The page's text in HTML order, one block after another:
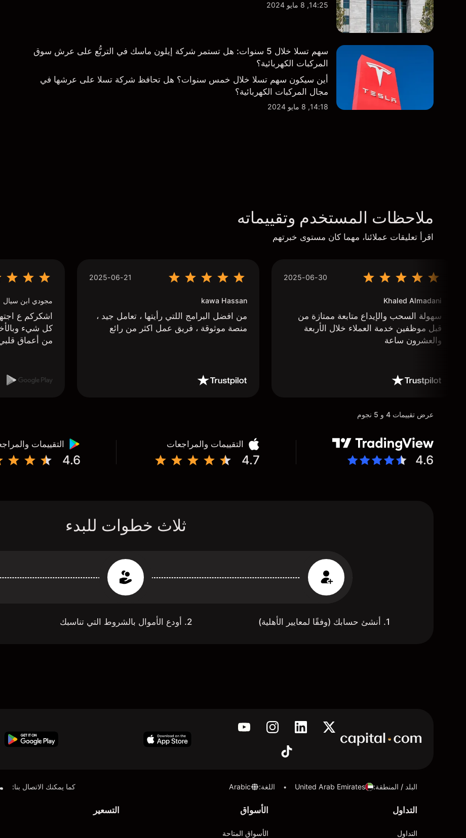
14:25, 8 مايو 2024
سهم تسلا خلال 5 سنوات: هل تستمر شركة إيلون ماسك في التربُّع على عرش سوق
المركبات الكهربائية؟
أين سيكون سهم تسلا خلال خمس سنوات؟ هل تحافظ شركة تسلا على عرشها في
مجال المركبات الكهربائية؟
14:18, 8 مايو 2024
ملاحظات المستخدم وتقييماته
اقرأ تعليقات عملائنا، مهما كان مستوى خبرتهم
2025-06-30
Khaled Almadani
سهولة السحب والإيداع متابعة ممتازة من
قبل موظفين خدمة العملاء خلال الأربعة
والعشرون ساعة
2025-06-21
kawa Hassan
من افضل البرامج اللتي رأيتها ، تعامل جيد ،
منصة موثوقة ، فريق عمل اكثر من رائع
مجودي ابن سيال
اشكركم ع
كل شيء
من أعماق
عرض تقييمات 4 و 5 نجوم
4.6
التقييمات والمراجعات
4.7
التقييمات
4.6
ثلاث خطوات للبدء
1. أنشئ حسابك (وفقًا لمعايير الأهلية) 2. أودع الأموال بالشروط التي تناسبك
البلد / المنطقة:
United Arab Emirates
• اللغة:
Arabic كما يمكنك الاتصال بنا:
التداول
التداول
الأسواق
الأسواق المتاحة
التسعير